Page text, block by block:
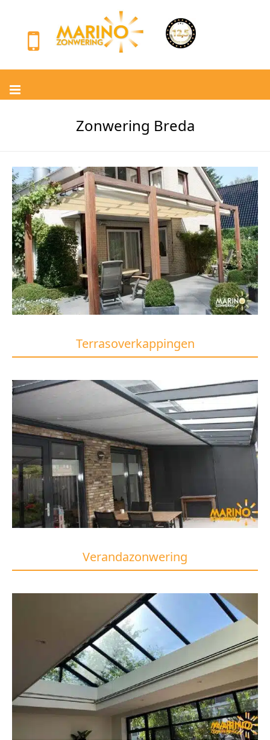
Zonwering Breda
Terrasoverkappingen
Verandazonwering